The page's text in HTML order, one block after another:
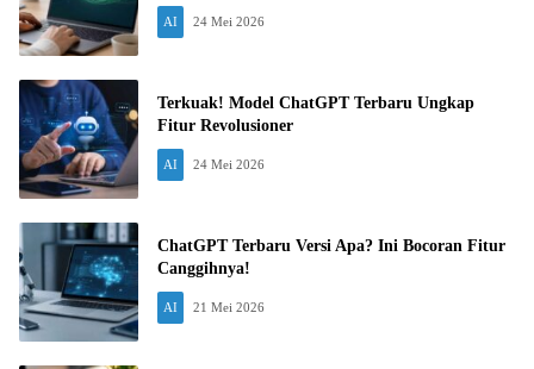
AI 24 Mei 2026
Terkuak! Model ChatGPT Terbaru Ungkap
Fitur Revolusioner
AI 24 Mei 2026
ChatGPT Terbaru Versi Apa? Ini Bocoran Fitur
Canggihnya!
AI 21 Mei 2026